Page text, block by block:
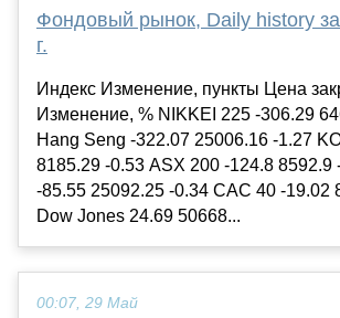
Фондовый рынок, Daily history
г.
Индекс Изменение, пункты Цена
Изменение, % NIKKEI 225 -306.29
Hang Seng -322.07 25006.16 -1.27
8185.29 -0.53 ASX 200 -124.8 8592.9
-85.55 25092.25 -0.34 CAC 40 -19.02
Dow Jones 24.69 50668...
00:07, 29 Май